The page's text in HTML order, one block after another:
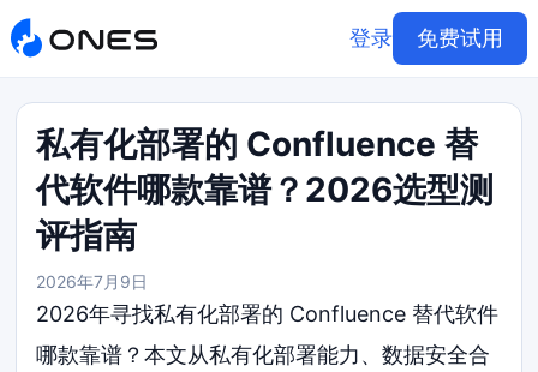
登录 免费试用
私有化部署的 Confluence 替
代软件哪款靠谱？2026选型测
评指南
2026年7月9日
2026年寻找私有化部署的 Confluence 替代软件
哪款靠谱？本文从私有化部署能力、数据安全合